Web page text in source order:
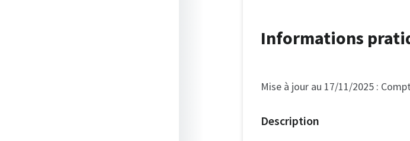
Informations
Mise à jour au 17/11/2025 :
Description